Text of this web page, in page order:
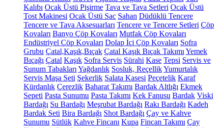
Kalıbı Ocak Üstü Pişirme Tava ve Tava Setleri Ocak Üstü
Tost Makinesi Ocak Üstü Sac Sahan Düdüklü Tencere
Tencere ve Tava Aksesuarları Tencere ve Tencere Setleri Çöp
Kovaları Banyo Çöp Kovaları Mutfak Çöp Kovaları
Endüstriyel Çöp Kovaları Dolap İçi Çöp Kovaları Sofra
Grubu Çatal,Kaşık,Bıçak Çatal Kaşık Bıçak Takımı Yemek
Bıçağı Çatal Kaşık Sofra Servis Sürahi Kase Tepsi Servis ve
Sunum Tabakları Yağdanlık Sosluk, ReçellikYumurtalık
Servis Maşa Seti Şekerlik Salata Kasesi Peçetelik Karaf
Kürdanlık Çerezlik Baharat Takımı Bardak Altlığı Ekmek
Sepeti Pasta Sunumu Pasta Takımı Kek Fanusu Bardak Viski
Bardağı Su Bardağı Meşrubat Bardağı Rakı Bardağı Kadeh
Bardak Seti Bira Bardağı Shot Bardağı Çay ve Kahve
Sunumu Sütlük Kahve Fincanı Kupa Fincan Takımı Çay